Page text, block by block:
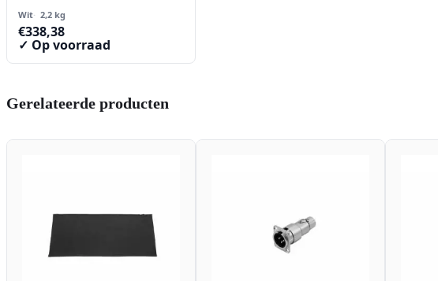
Wit 2,2 kg
€338,38
✓ Op voorraad
Gerelateerde producten